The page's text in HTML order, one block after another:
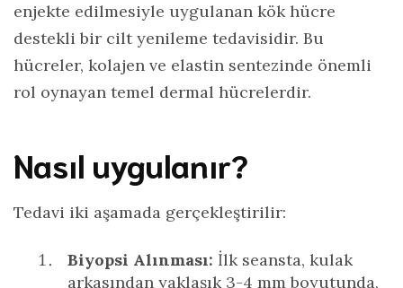
enjekte edilmesiyle uygulanan kök hücre
destekli bir cilt yenileme tedavisidir. Bu
hücreler, kolajen ve elastin sentezinde önemli
rol oynayan temel dermal hücrelerdir.
Nasıl uygulanır?
Tedavi iki aşamada gerçekleştirilir:
Biyopsi Alınması: İlk seansta, kulak
arkasından yaklaşık 3-4 mm boyutunda,